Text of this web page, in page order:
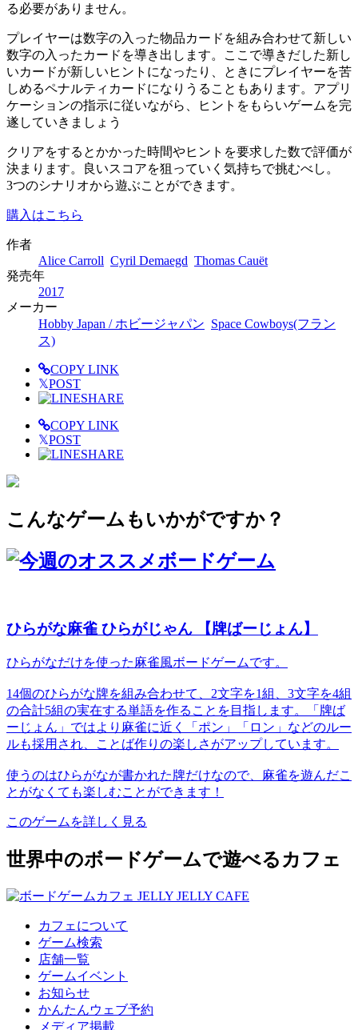
る必要がありません。
プレイヤーは数字の入った物品カードを組み合わせて新しい
数字の入ったカードを導き出します。ここで導きだした新し
いカードが新しいヒントになったり、ときにプレイヤーを苦
しめるペナルティカードになりうることもあります。アプリ
ケーションの指示に従いながら、ヒントをもらいゲームを完
遂していきましょう
クリアをするとかかった時間やヒントを要求した数で評価が
決まります。良いスコアを狙っていく気持ちで挑むべし。
3つのシナリオから遊ぶことができます。
購入はこちら
作者
Alice Carroll Cyril Demaegd Thomas Cauët
発売年
2017
メーカー
Hobby Japan / ホビージャパン Space Cowboys(フラン
ス)
COPY LINK
𝕏POST
SHARE
COPY LINK
𝕏POST
SHARE
こんなゲームもいかがですか？
ひらがな麻雀 ひらがじゃん 【牌ばーじょん】
ひらがなだけを使った麻雀風ボードゲームです。
14個のひらがな牌を組み合わせて、2文字を1組、3文字を4組
の合計5組の実在する単語を作ることを目指します。「牌ば
ーじょん」ではより麻雀に近く「ポン」「ロン」などのルー
ルも採用され、ことば作りの楽しさがアップしています。
使うのはひらがなが書かれた牌だけなので、麻雀を遊んだこ
とがなくても楽しむことができます！
このゲームを詳しく見る
世界中のボードゲームで遊べるカフェ
カフェについて
ゲーム検索
店舗一覧
ゲームイベント
お知らせ
かんたんウェブ予約
メディア掲載